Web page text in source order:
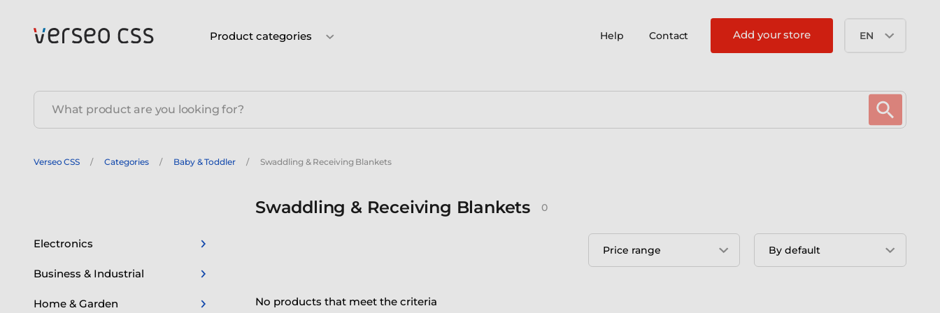
Product categories Help Contact Add your store EN
Verseo CSS Categories Baby & Toddler Swaddling & Receiving Blankets
Electronics
Business & Industrial
Home & Garden
Swaddling & Receiving Blankets 0
Price range By default
No products that meet the criteria